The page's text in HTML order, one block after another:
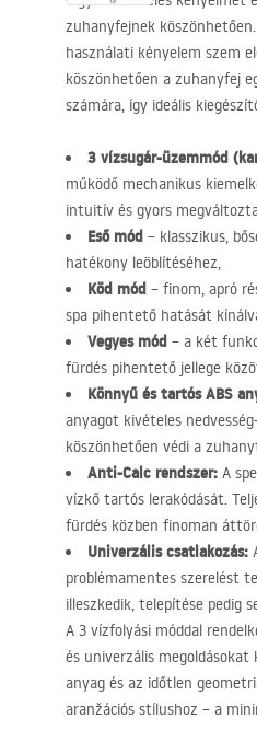
zuhanyfejnek
használati kényelem szem
köszönhetően a zuhanyfej
számára, így ideális
3 vízsugár-üzemmód
működő mechanikus
intuitív és gyors
Eső mód – klasszikus,
hatékony leöblítéséhez,
Köd mód – finom, apró
spa pihentető hatását
Vegyes mód – a két
fürdés pihentető jellege
Könnyű és tartósABS
anyagot kivételes
köszönhetően védi a
Anti-Calc rendszer: A
vízkő tartós lerakódását.
fürdés közben finoman
Univerzális csatlakozás:
problémamentes szerelést
illeszkedik, telepítése pedig
A 3 vízfolyási móddal
és univerzális
anyag és az időtlen
aranžációs stílushoz – a